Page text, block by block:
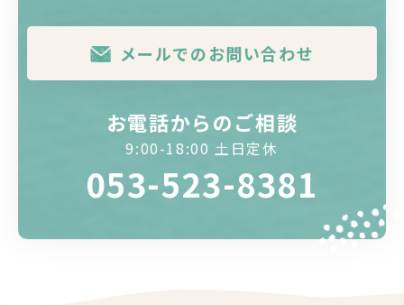
メールでのお問い合わせ
お電話からのご相談
9:00-18:00 土日定休
053-523-8381